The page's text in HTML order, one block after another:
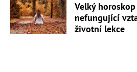
Velký
nefungující
životní lekce